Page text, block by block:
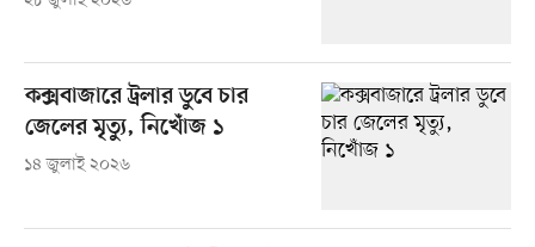
কক্সবাজারে ট্রলার ডুবে চার
জেলের মৃত্যু, নিখোঁজ ১
১৪ জুলাই ২০২৬